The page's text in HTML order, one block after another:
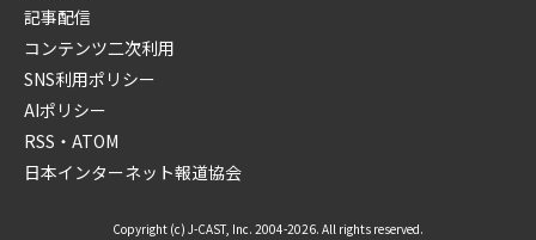
記事配信
コンテンツ二次利用
SNS利用ポリシー
AIポリシー
RSS・ATOM
日本インターネット報道協会
Copyright (c) J-CAST, Inc. 2004-2026. All rights reserved.